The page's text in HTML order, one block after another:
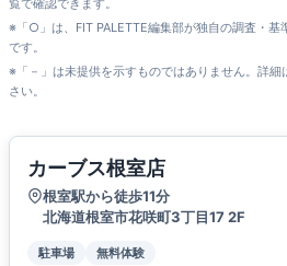
覧で確認できます。
※「○」は、FIT PALETTE編集部が独自の調査・基
です。
※「－」は未提供を示すものではありません。詳
さい。
カーブス根室店
根室駅から徒歩11分
北海道根室市花咲町3丁目17 2F
駐車場 無料体験